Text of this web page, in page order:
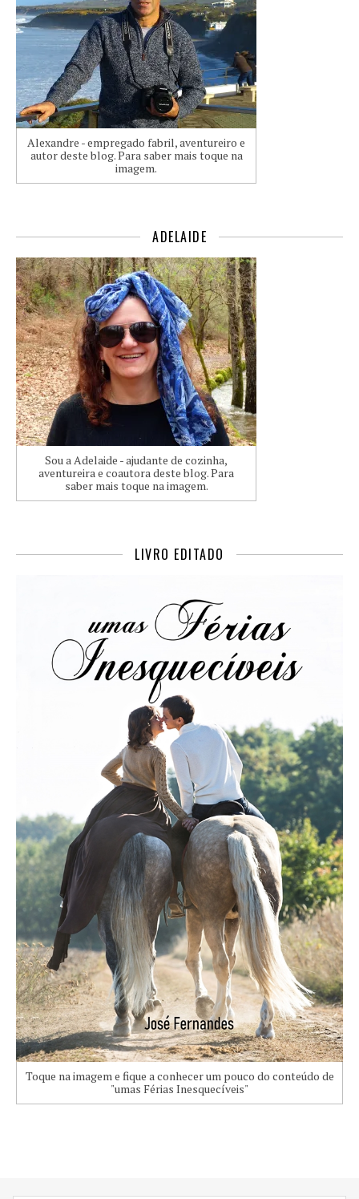
Alexandre - empregado fabril, aventureiro e
autor deste blog. Para saber mais toque na
imagem.
ADELAIDE
Sou a Adelaide - ajudante de cozinha,
aventureira e coautora deste blog. Para
saber mais toque na imagem.
LIVRO EDITADO
Toque na imagem e fique a conhecer um pouco do conteúdo de
"umas Férias Inesquecíveis"